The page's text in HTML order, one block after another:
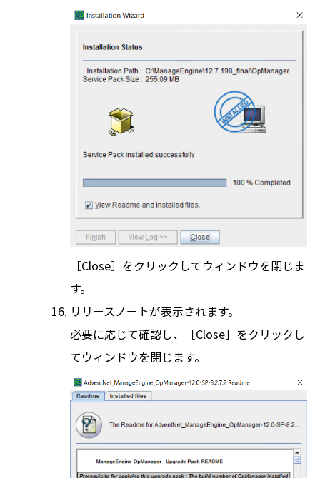
［Close］をクリックしてウィンドウを閉じま
す。
リリースノートが表示されます。
必要に応じて確認し、［Close］をクリックし
てウィンドウを閉じます。